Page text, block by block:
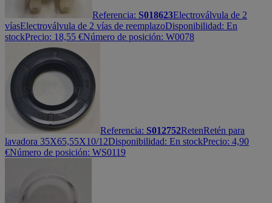
Referencia: S018623Electroválvula de 2
víasElectroválvula de 2 vías de reemplazoDisponibilidad: En
stockPrecio: 18,55 €Número de posición: W0078
Referencia: S012752RetenRetén para
lavadora 35X65,55X10/12Disponibilidad: En stockPrecio: 4,90
€Número de posición: WS0119